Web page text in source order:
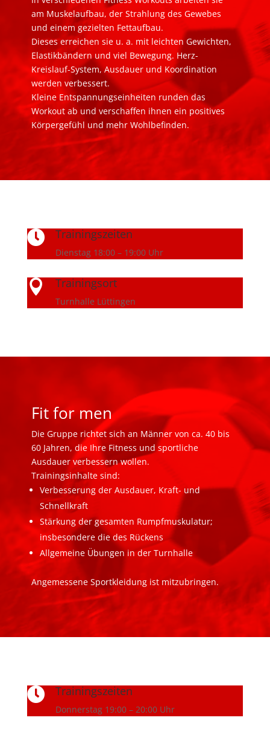
am Muskelaufbau, der Strahlung des Gewebes
und einem gezielten Fettaufbau.
Dieses erreichen sie u. a. mit leichten Gewichten,
Elastikbändern und viel Bewegung. Herz-
Kreislauf-System, Ausdauer und Koordination
werden verbessert.
Kleine Entspannungseinheiten runden das
Workout ab und verschaffen ihnen ein positives
Körpergefühl und mehr Wohlbefinden.
 Trainingszeiten
Dienstag 18:00 – 19:00 Uhr
 Trainingsort
Turnhalle Lüttingen
Fit for men
Die Gruppe richtet sich an Männer von ca. 40 bis
60 Jahren, die Ihre Fitness und sportliche
Ausdauer verbessern wollen.
Trainingsinhalte sind:
Verbesserung der Ausdauer, Kraft- und
Schnellkraft
Stärkung der gesamten Rumpfmuskulatur;
insbesondere die des Rückens
Allgemeine Übungen in der Turnhalle
Angemessene Sportkleidung ist mitzubringen.
 Trainingszeiten
Donnerstag 19:00 – 20:00 Uhr